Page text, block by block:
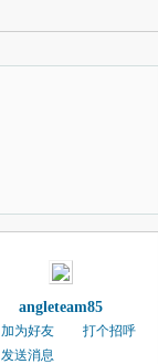
angleteam85
加为好友
打个招呼
发送消息